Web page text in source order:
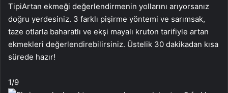
TipiArtan ekmeği değerlendirmenin yollarını arıyorsanız
doğru yerdesiniz. 3 farklı pişirme yöntemi ve sarımsak,
taze otlarla baharatlı ve ekşi mayalı kruton tarifiyle artan
ekmekleri değerlendirebilirsiniz. Üstelik 30 dakikadan kısa
sürede hazır!
1/9